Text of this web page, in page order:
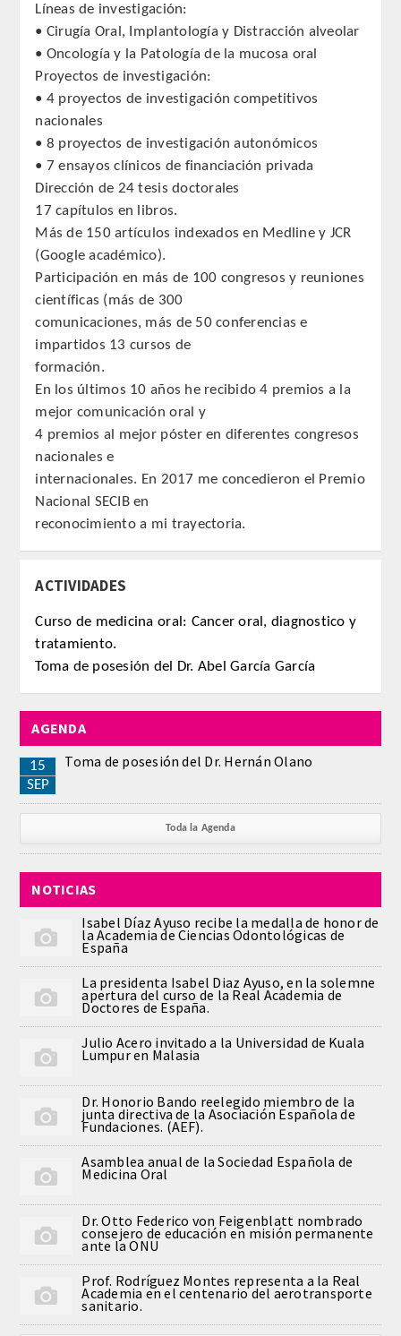
CORRESPONDIENTES
SUPERNUMERARIOS
HONOR
CORRESPONDIENTES EXTRANJEROS
HISTÓRICO DE ACADÉMICOS
Número
Honor
Correspondientes
Correspondientes Extranjeros
ACTIVIDADES
Actividades realizadas
Videoteca
PUBLICACIONES
ANALES
Números anteriores
APERTURA DE CURSO
MONOGRAFÍAS
NEWSLETTER EXTRAORDINARIA
CONVENIOS
Comunicación
Noticias
Notas de prensa
Líneas de investigación:
• Cirugía Oral, Implantología y Distracción alveolar
• Oncología y la Patología de la mucosa oral
Proyectos de investigación:
• 4 proyectos de investigación competitivos
nacionales
• 8 proyectos de investigación autonómicos
• 7 ensayos clínicos de financiación privada
Dirección de 24 tesis doctorales
17 capítulos en libros.
Más de 150 artículos indexados en Medline y JCR
(Google académico).
Participación en más de 100 congresos y reuniones
científicas (más de 300
comunicaciones, más de 50 conferencias e
impartidos 13 cursos de
formación.
En los últimos 10 años he recibido 4 premios a la
mejor comunicación oral y
4 premios al mejor póster en diferentes congresos
nacionales e
internacionales. En 2017 me concedieron el Premio
Nacional SECIB en
reconocimiento a mi trayectoria.
ACTIVIDADES
Curso de medicina oral: Cancer oral, diagnostico y
tratamiento.
Toma de posesión del Dr. Abel García García
AGENDA
15
SEP
Toma de posesión del Dr. Hernán Olano
Toda la Agenda
NOTICIAS
Isabel Díaz Ayuso recibe la medalla de honor de
la Academia de Ciencias Odontológicas de
España
La presidenta Isabel Diaz Ayuso, en la solemne
apertura del curso de la Real Academia de
Doctores de España.
Julio Acero invitado a la Universidad de Kuala
Lumpur en Malasia
Dr. Honorio Bando reelegido miembro de la
junta directiva de la Asociación Española de
Fundaciones. (AEF).
Asamblea anual de la Sociedad Española de
Medicina Oral
Dr. Otto Federico von Feigenblatt nombrado
consejero de educación en misión permanente
ante la ONU
Prof. Rodríguez Montes representa a la Real
Academia en el centenario del aerotransporte
sanitario.